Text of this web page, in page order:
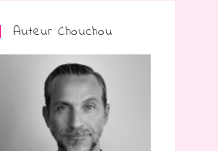
Auteur Chouchou